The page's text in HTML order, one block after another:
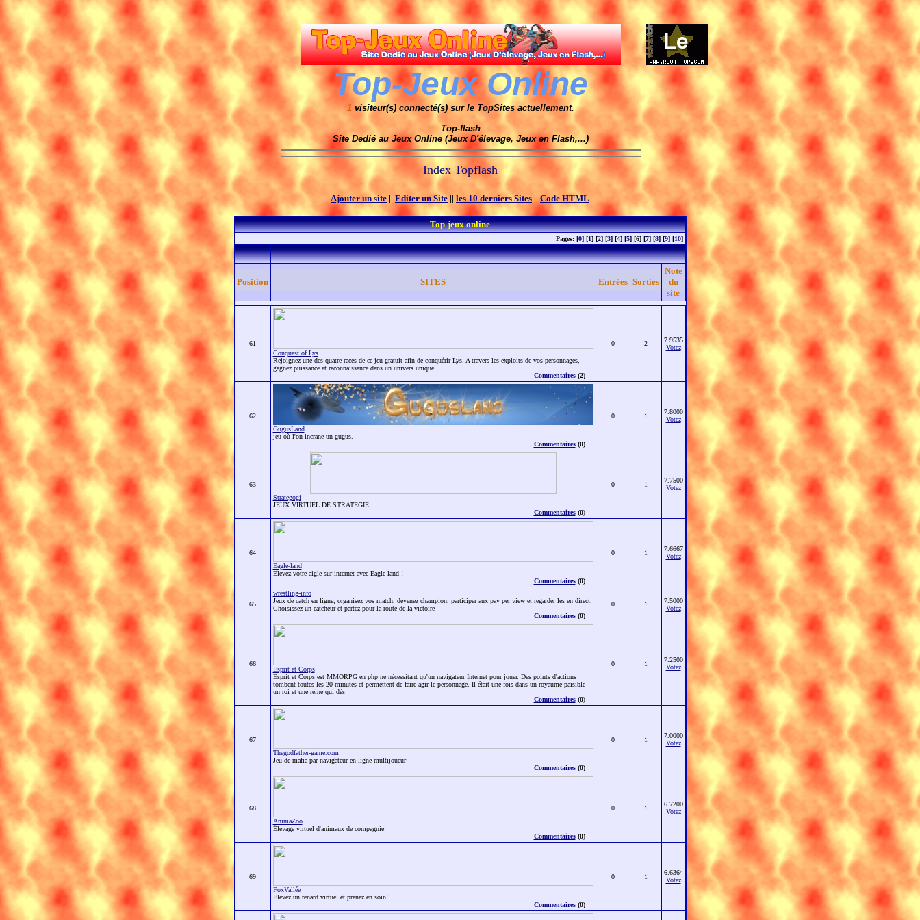
Top-Jeux Online
1 visiteur(s) connecté(s) sur le TopSites actuellement.
Top-flash
Site Dedié au Jeux Online (Jeux D'élevage, Jeux en Flash,...)
Index Topflash
Ajouter un site || Editer un Site|| les 10 derniers Sites ||Code HTML
Top-jeux online
Pages: [0] [1] [2] [3] [4] [5] [6] [7] [8] [9] [10]
Position SITES Entrées Sorties
Note
du
site
61
Conquest of Lys
Rejoignez une des quatre races de ce jeu gratuit afin de conquérir Lys. A travers les exploits de vos personnages,
gagnez puissance et reconnaissance dans un univers unique.
Commentaires(2)
0 2
7.9535
Votez
62
GugusLand
jeu où l'on incrane un gugus.
Commentaires(0)
0 1
7.8000
Votez
63
Strategogi
JEUX VIRTUEL DE STRATEGIE
Commentaires(0)
0 1
7.7500
Votez
64
Eagle-land
Elevez votre aigle sur internet avec Eagle-land !
Commentaires(0)
0 1
7.6667
Votez
65
wrestling-info
Jeux de catch en ligne, organisez vos match, devenez champion, participer aux pay per view et regarder les en direct.
Choisissez un catcheur et partez pour la route de la victoire
Commentaires(0)
0 1
7.5000
Votez
66
Esprit et Corps
Esprit et Corps est MMORPG en php ne nécessitant qu'un navigateur Internet pour jouer. Des points d'actions
tombent toutes les 20 minutes et permettent de faire agir le personnage. Il était une fois dans un royaume paisible
un roi et une reine qui dés
Commentaires(0)
0 1
7.2500
Votez
67
Thegodfather-game.com
Jeu de mafia par navigateur en ligne multijoueur
Commentaires(0)
0 1
7.0000
Votez
68
AnimaZoo
Élevage virtuel d'animaux de compagnie
Commentaires(0)
0 1
6.7200
Votez
69
FoxVallée
Elevez un renard virtuel et prenez en soin!
Commentaires(0)
0 1
6.6364
Votez